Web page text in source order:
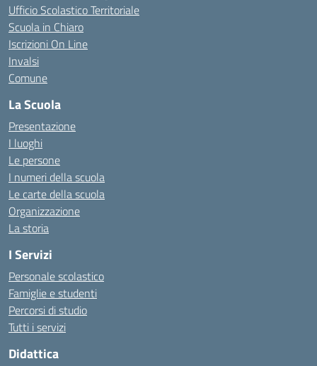
Ufficio Scolastico Territoriale
Scuola in Chiaro
Iscrizioni On Line
Invalsi
Comune
La Scuola
Presentazione
I luoghi
Le persone
I numeri della scuola
Le carte della scuola
Organizzazione
La storia
I Servizi
Personale scolastico
Famiglie e studenti
Percorsi di studio
Tutti i servizi
Didattica